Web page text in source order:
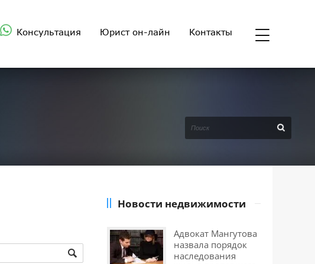
Консультация Юрист он-лайн Контакты
Новости недвижимости
Адвокат Мангутова
назвала порядок
наследования